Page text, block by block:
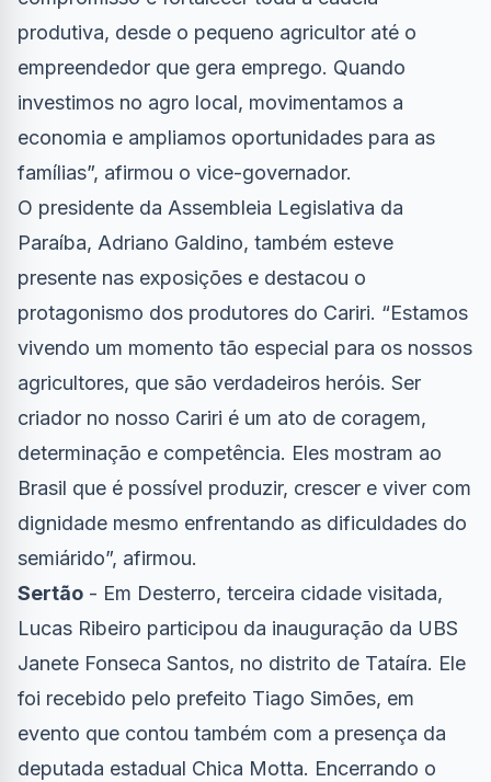
produtiva, desde o pequeno agricultor até o
empreendedor que gera emprego. Quando
investimos no agro local, movimentamos a
economia e ampliamos oportunidades para as
famílias”, afirmou o vice-governador.
O presidente da Assembleia Legislativa da
Paraíba, Adriano Galdino, também esteve
presente nas exposições e destacou o
protagonismo dos produtores do Cariri. “Estamos
vivendo um momento tão especial para os nossos
agricultores, que são verdadeiros heróis. Ser
criador no nosso Cariri é um ato de coragem,
determinação e competência. Eles mostram ao
Brasil que é possível produzir, crescer e viver com
dignidade mesmo enfrentando as dificuldades do
semiárido”, afirmou.
Sertão - Em Desterro, terceira cidade visitada,
Lucas Ribeiro participou da inauguração da UBS
Janete Fonseca Santos, no distrito de Tataíra. Ele
foi recebido pelo prefeito Tiago Simões, em
evento que contou também com a presença da
deputada estadual Chica Motta. Encerrando o